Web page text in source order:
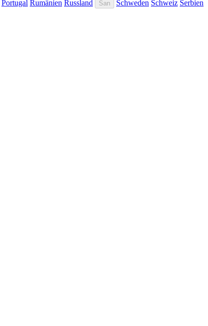
Portugal Rumänien Russland San Schweden Schweiz Serbien